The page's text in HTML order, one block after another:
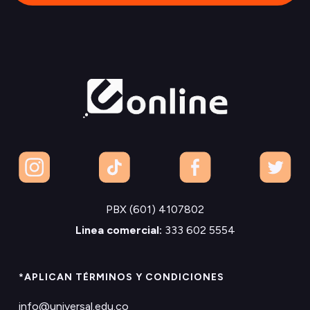
PBX (601) 4107802
Linea comercial: 333 602 5554
*APLICAN TÉRMINOS Y CONDICIONES
info@universal.edu.co